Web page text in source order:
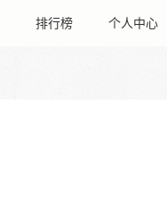
排行榜 个人中心